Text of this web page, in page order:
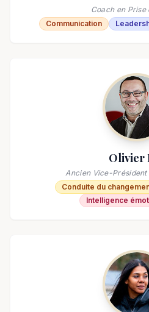
Coach en Prise
Communication
Olivier
Ancien Vice-
Conduite du
Intelligence